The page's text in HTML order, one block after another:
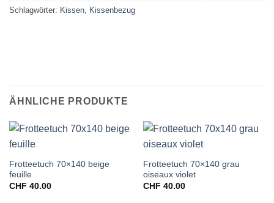
Schlagwörter: Kissen, Kissenbezug
ÄHNLICHE PRODUKTE
Frotteetuch 70×140 beige
feuille
CHF 40.00
Frotteetuch 70×140 grau
oiseaux violet
CHF 40.00